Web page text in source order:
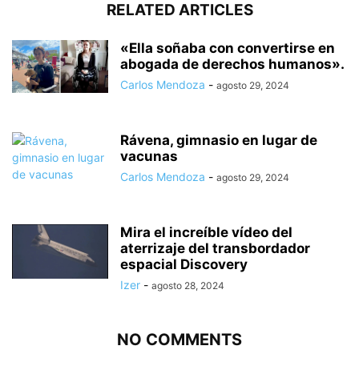
RELATED ARTICLES
«Ella soñaba con convertirse en
abogada de derechos humanos».
Carlos Mendoza - agosto 29, 2024
Rávena, gimnasio en lugar de
vacunas
Carlos Mendoza - agosto 29, 2024
Mira el increíble vídeo del
aterrizaje del transbordador
espacial Discovery
Izer - agosto 28, 2024
NO COMMENTS